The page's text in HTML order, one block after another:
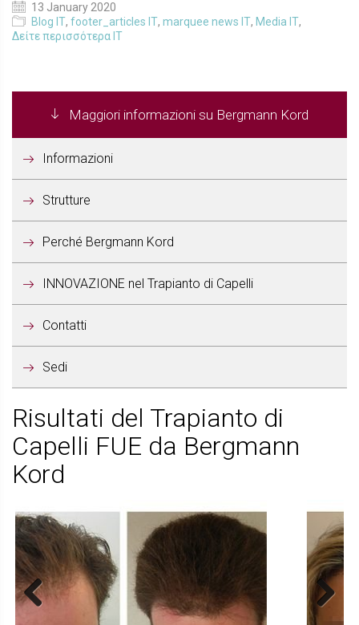
13 January 2020
Blog IT, footer_articles IT, marquee news IT, Media IT,
Δείτε περισσότερα IT
Maggiori informazioni su Bergmann Kord
Informazioni
Strutture
Perché Bergmann Kord
INNOVAZIONE nel Trapianto di Capelli
Contatti
Sedi
Risultati del Trapianto di
Capelli FUE da Bergmann
Kord
Next